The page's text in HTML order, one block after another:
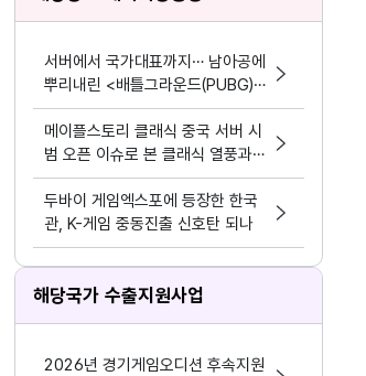
서버에서 국가대표까지… 남아공에
뿌리내린 <배틀그라운드(PUBG)
모바일>
메이플스토리 클래식 중국 서버 시
범 오픈 이슈로 본 클래식 열풍과
시의성
두바이 게임엑스포에 등장한 한국
관, K-게임 중동진출 신호탄 되나
해당국가 수출지원사업
2026년 경기게임오디션 후속지원